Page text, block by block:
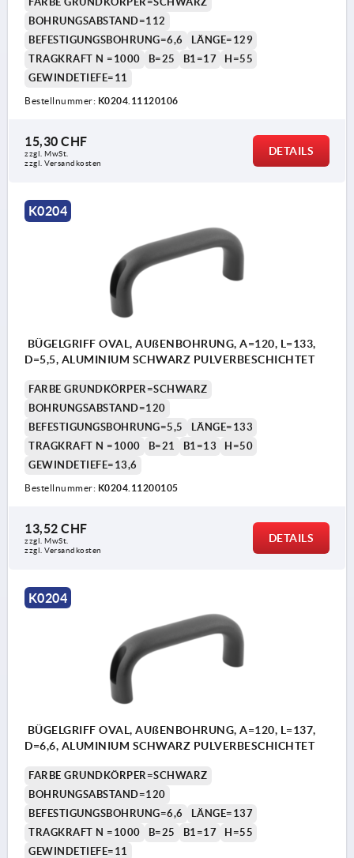
BOHRUNGSABSTAND=112
BEFESTIGUNGSBOHRUNG=6,6
LÄNGE=129
TRAGKRAFT N =1000
B=25 B1=17
H=55
GEWINDETIEFE=11
Bestellnummer: K0204.11120106
15,30 CHF
zzgl. MwSt.
zzgl. Versandkosten
DETAILS
K0204
BÜGELGRIFF OVAL, AUßENBOHRUNG, A=120, L=133,
D=5,5, ALUMINIUM SCHWARZ PULVERBESCHICHTET
FARBE GRUNDKÖRPER=SCHWARZ
BOHRUNGSABSTAND=120
BEFESTIGUNGSBOHRUNG=5,5
LÄNGE=133
TRAGKRAFT N =1000
B=21 B1=13
H=50
GEWINDETIEFE=13,6
Bestellnummer: K0204.11200105
13,52 CHF
zzgl. MwSt.
zzgl. Versandkosten
DETAILS
K0204
BÜGELGRIFF OVAL, AUßENBOHRUNG, A=120, L=137,
D=6,6, ALUMINIUM SCHWARZ PULVERBESCHICHTET
FARBE GRUNDKÖRPER=SCHWARZ
BOHRUNGSABSTAND=120
BEFESTIGUNGSBOHRUNG=6,6
LÄNGE=137
TRAGKRAFT N =1000
B=25 B1=17
H=55
GEWINDETIEFE=11